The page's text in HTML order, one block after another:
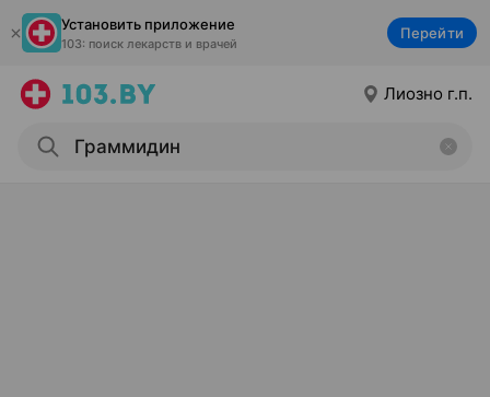
Установить приложение
103: поиск лекарств и врачей
Перейти
Лиозно г.п.